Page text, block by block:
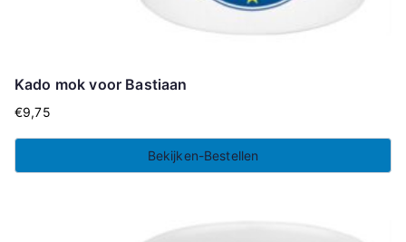
Kado mok voor Bastiaan
€9,75
Bekijken-Bestellen